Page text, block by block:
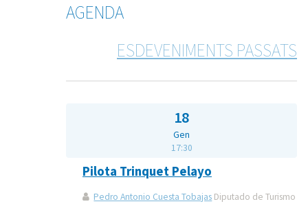
AGENDA
ESDEVENIMENTS PASSATS
18
Gen
17:30
Pilota Trinquet Pelayo
Pedro Antonio Cuesta Tobajas Diputado de Turismo